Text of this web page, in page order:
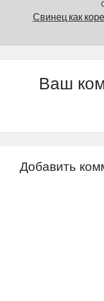
Свинец как
Ваш
Добавить